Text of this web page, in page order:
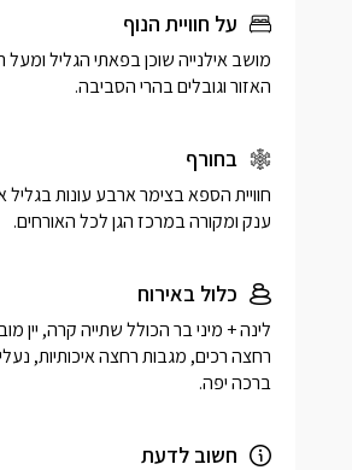
על חוויית הנוף
האזור וגובלים בהרי הסביבה.
בחורף
ענק ומקורה במרכז הגן לכל האורחים.
כלול באירוח
ברכה יפה.
חשוב לדעת